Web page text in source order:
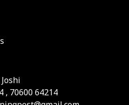
, 70600 64214